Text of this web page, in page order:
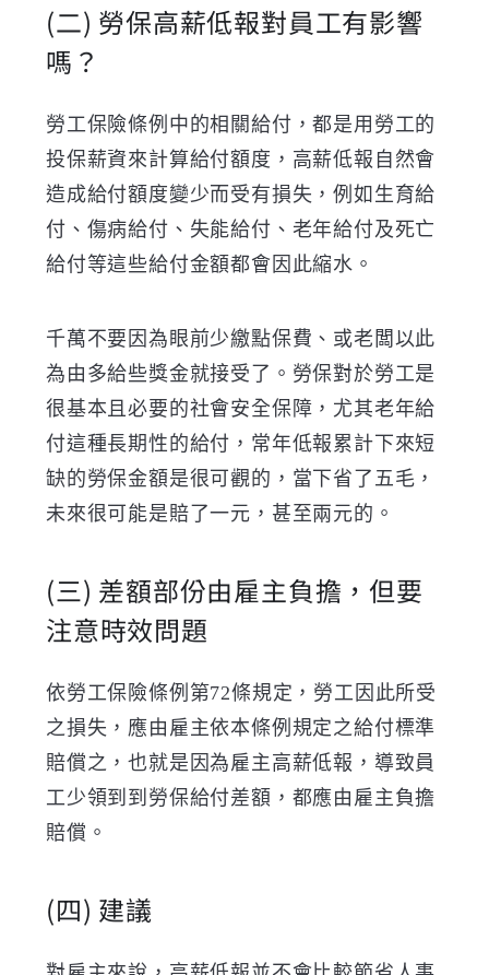
(二) 勞保高薪低報對員工有影響
嗎？
勞工保險條例中的相關給付，都是用勞工的
投保薪資來計算給付額度，高薪低報自然會
造成給付額度變少而受有損失，例如生育給
付、傷病給付、失能給付、老年給付及死亡
給付等這些給付金額都會因此縮水。
千萬不要因為眼前少繳點保費、或老闆以此
為由多給些獎金就接受了。勞保對於勞工是
很基本且必要的社會安全保障，尤其老年給
付這種長期性的給付，常年低報累計下來短
缺的勞保金額是很可觀的，當下省了五毛，
未來很可能是賠了一元，甚至兩元的。
(三) 差額部份由雇主負擔，但要
注意時效問題
依勞工保險條例第72條規定，勞工因此所受
之損失，應由雇主依本條例規定之給付標準
賠償之，也就是因為雇主高薪低報，導致員
工少領到到勞保給付差額，都應由雇主負擔
賠償。
(四) 建議